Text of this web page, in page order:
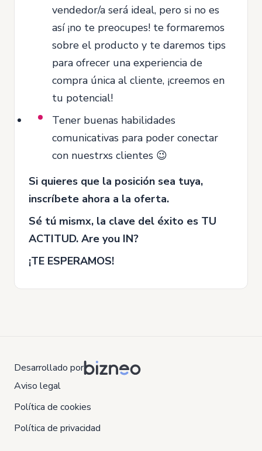
vendedor/a será ideal, pero si no es
así ¡no te preocupes! te formaremos
sobre el producto y te daremos tips
para ofrecer una experiencia de
compra única al cliente, ¡creemos en
tu potencial!
Tener buenas habilidades
comunicativas para poder conectar
con nuestrxs clientes 😉
Si quieres que la posición sea tuya,
inscríbete ahora a la oferta.
Sé tú mismx, la clave del éxito es TU
ACTITUD. Are you IN?
¡TE ESPERAMOS!
Desarrollado por
Aviso legal
Política de cookies
Política de privacidad